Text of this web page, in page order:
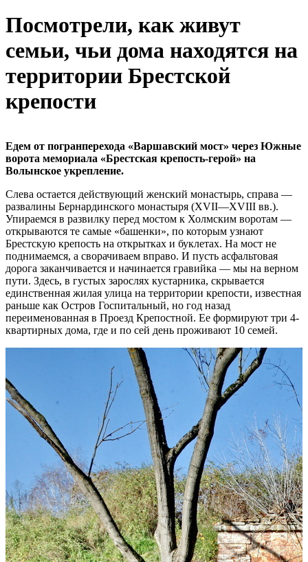
Посмотрели, как живут
семьи, чьи дома находятся на
территории Брестской
крепости
Едем от погранперехода «Варшавский мост» через Южные
ворота мемориала «Брестская крепость-герой» на
Волынское укрепление.
Слева остается действующий женский монастырь, справа —
развалины Бернардинского монастыря (XVII—XVIII вв.).
Упираемся в развилку перед мостом к Холмским воротам —
открываются те самые «башенки», по которым узнают
Брестскую крепость на открытках и буклетах. На мост не
поднимаемся, а сворачиваем вправо. И пусть асфальтовая
дорога заканчивается и начинается гравийка — мы на верном
пути. Здесь, в густых зарослях кустарника, скрывается
единственная жилая улица на территории крепости, известная
раньше как Остров Госпитальный, но год назад
переименованная в Проезд Крепостной. Ее формируют три 4-
квартирных дома, где и по сей день проживают 10 семей.